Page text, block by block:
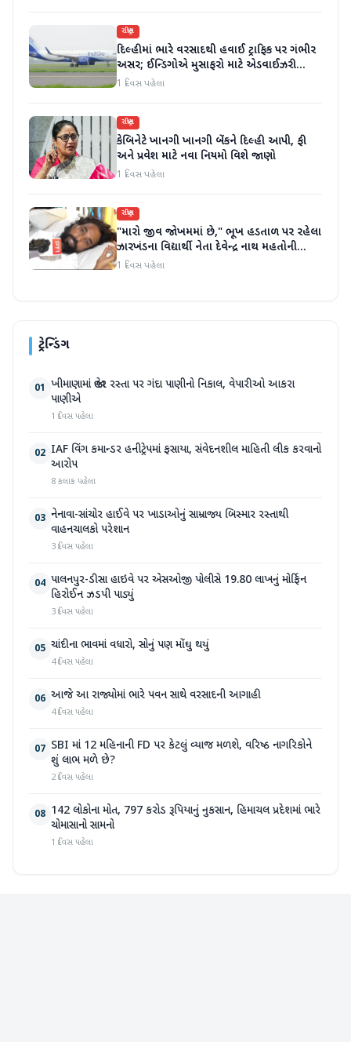
રાષ્ટ્રીય
દિલ્હીમાં ભારે વરસાદથી હવાઈ ટ્રાફિક પર ગંભીર
અસર; ઈન્ડિગોએ મુસાફરો માટે એડવાઈઝરી
જાહેર કરી
1 દિવસ પહેલા
રાષ્ટ્રીય
કેબિનેટે ખાનગી ખાનગી બેંકને દિલ્હી આપી, ફી
અને પ્રવેશ માટે નવા નિયમો વિશે જાણો
1 દિવસ પહેલા
રાષ્ટ્રીય
"મારો જીવ જોખમમાં છે," ભૂખ હડતાળ પર રહેલા
ઝારખંડના વિદ્યાર્થી નેતા દેવેન્દ્ર નાથ મહતોની
તબિયત ખરાબ
1 દિવસ પહેલા
ટ્રેન્ડિંગ
01 ખીમાણામાં જાહેર રસ્તા પર ગંદા પાણીનો નિકાલ, વેપારીઓ આકરા
પાણીએ
1 દિવસ પહેલા
02 IAF વિંગ કમાન્ડર હનીટ્રેપમાં ફસાયા, સંવેદનશીલ માહિતી લીક કરવાનો
આરોપ
8 કલાક પહેલા
03 નેનાવા-સાંચોર હાઈવે પર ખાડાઓનું સામ્રાજ્ય બિસ્માર રસ્તાથી
વાહનચાલકો પરેશાન
3 દિવસ પહેલા
04 પાલનપુર-ડીસા હાઇવે પર એસઓજી પોલીસે 19.80 લાખનું મોર્ફિન
હિરોઈન ઝડપી પાડ્યું
3 દિવસ પહેલા
05 ચાંદીના ભાવમાં વધારો, સોનું પણ મોંઘુ થયું
4 દિવસ પહેલા
06 આજે આ રાજ્યોમાં ભારે પવન સાથે વરસાદની આગાહી
4 દિવસ પહેલા
07 SBI માં 12 મહિનાની FD પર કેટલું વ્યાજ મળશે, વરિષ્ઠ નાગરિકોને
શું લાભ મળે છે?
2 દિવસ પહેલા
08 142 લોકોના મોત, 797 કરોડ રૂપિયાનું નુકસાન, હિમાચલ પ્રદેશમાં ભારે
ચોમાસાનો સામનો
1 દિવસ પહેલા